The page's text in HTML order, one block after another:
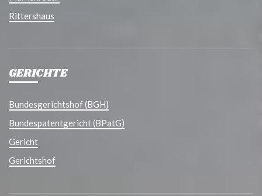
Rittershaus
GERICHTE
Bundesgerichtshof (BGH)
Bundespatentgericht (BPatG)
Gericht
Gerichtshof